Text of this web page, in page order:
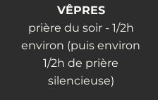
VÊPRES
prière du soir - 1/2h
environ (puis environ
1/2h de prière
silencieuse)